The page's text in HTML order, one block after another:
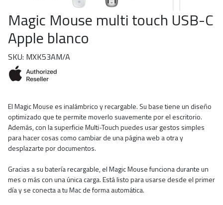
Magic Mouse multi touch USB-C
Apple blanco
SKU: MXK53AM/A
El Magic Mouse es inalámbrico y recargable. Su base tiene un diseño
optimizado que te permite moverlo suavemente por el escritorio.
Además, con la superficie Multi-Touch puedes usar gestos simples
para hacer cosas como cambiar de una página web a otra y
desplazarte por documentos.
Gracias a su batería recargable, el Magic Mouse funciona durante un
mes o más con una única carga. Está listo para usarse desde el primer
día y se conecta a tu Mac de forma automática.